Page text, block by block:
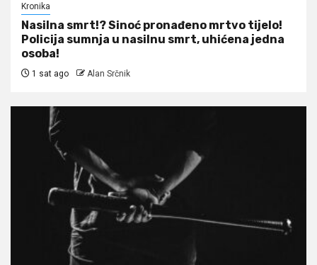
Kronika
Nasilna smrt!? Sinoć pronađeno mrtvo tijelo!
Policija sumnja u nasilnu smrt, uhićena jedna
osoba!
1 sat ago Alan Srčnik